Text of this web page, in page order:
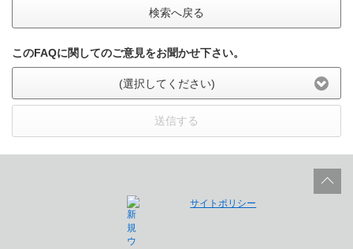
検索へ戻る
このFAQに関してのご意見をお聞かせ下さい。
(選択してください)
送信する
サイトポリシー